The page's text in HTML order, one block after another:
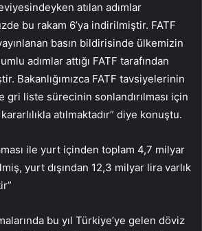
atılan adımlar
bu rakam 6’ya indirilmiştir. FATF
basın bildirisinde ülkemizin
adımlar attığı FATF tarafından
Bakanlığımızca FATF tavsiyelerinin
liste sürecinin sonlandırılması için
atılmaktadır” diye konuştu.
ile yurt içinden toplam 4,7 milyar
yurt dışından 12,3 milyar lira varlık
bu yıl Türkiye’ye gelen döviz